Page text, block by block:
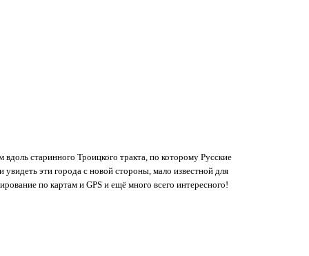
старинного Троицкого тракта, по которому Русские
эти города с новой стороны, мало известной для
по картам и GPS и ещё много всего интересного!